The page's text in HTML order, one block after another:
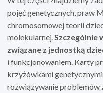
pojęć genetycznych, praw
chromosomowej teorii
molekularnej. Szczególnie
związane z jednostką
i funkcjonowaniem. Karty
krzyżówkami
rozwiązywanie problemów